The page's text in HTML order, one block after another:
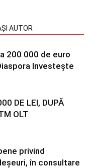
AUTOR
200 000 de euro
Investește
DE LEI, DUPĂ
OLT
privind
în consultare